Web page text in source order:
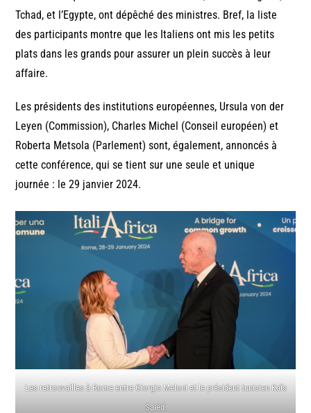
Tchad, et l’Egypte, ont dépêché des ministres. Bref, la liste
des participants montre que les Italiens ont mis les petits
plats dans les grands pour assurer un plein succès à leur
affaire.
Les présidents des institutions européennes, Ursula von der
Leyen (Commission), Charles Michel (Conseil européen) et
Roberta Metsola (Parlement) sont, également, annoncés à
cette conférence, qui se tient sur une seule et unique
journée : le 29 janvier 2024.
Les retrouvailles à Rome entre Giorgia Meloni et le président tunisien Kaïs
Saiëd.